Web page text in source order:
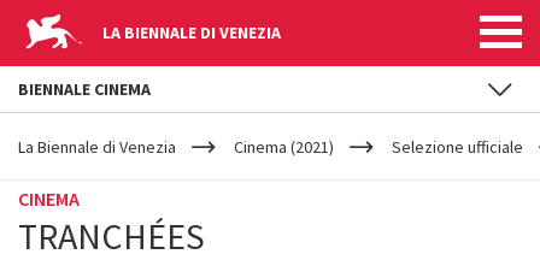
LA BIENNALE DI VENEZIA
YOUR
ARE
La Biennale di Venezia Cinema (2021) Selezione ufficiale
CINEMA
TRANCHÉES
BIENNALE CINEMA